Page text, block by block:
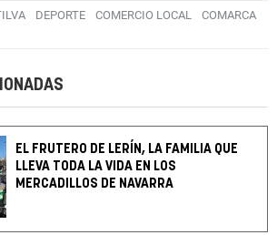
DEPORTE COMERCIO LOCAL
COMARCA
EL FRUTERO DE LERÍN, LA FAMILIA QUE
LLEVA TODA LA VIDA EN LOS
MERCADILLOS DE NAVARRA